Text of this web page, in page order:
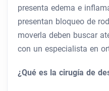
presenta edema e
presentan bloqueo de
moverla deben buscar
con un especialista en
¿Qué es la cirugía de